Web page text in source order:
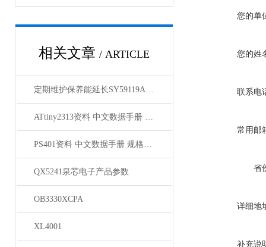
相关文章 / ARTICLE
定期维护保养能延长SY59119A1FCC原装正品的使用寿命
ATtiny2313资料 中文数据手册 规格书 PDF
PS401资料 中文数据手册 规格书 PDF
QX5241泉芯电子产品参数
OB3330XCPA
XL4001
您的单
您的姓
联系电
常用邮
省
详细地
补充说